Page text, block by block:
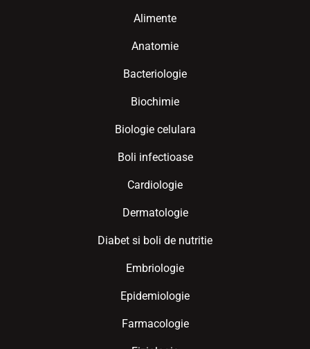
Alimente
Anatomie
Bacteriologie
Biochimie
Biologie celulara
Boli infectioase
Cardiologie
Dermatologie
Diabet si boli de nutritie
Embriologie
Epidemiologie
Farmacologie